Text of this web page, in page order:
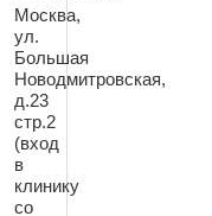
Москва,
ул.
Большая
Новодмитровская,
д.23
стр.2
(вход
в
клинику
со